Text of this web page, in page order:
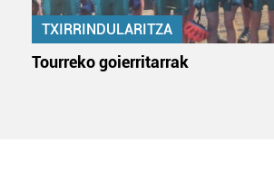
TXIRRINDULARITZA
Tourreko goierritarrak